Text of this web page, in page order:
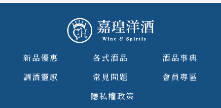
新品優惠 各式酒品
酒品事典
調酒靈感
常見問題
會員專區
隱私權政策